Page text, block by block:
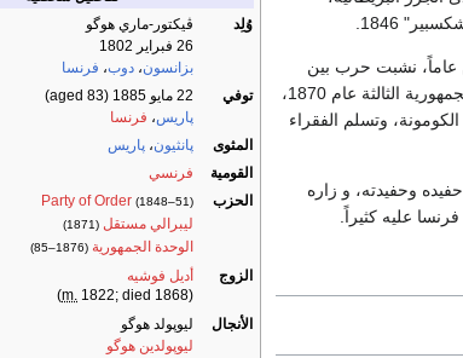
وُلِد
ڤيكتور-ماري هوگو
26 فبراير 1802
بزانسون، دوب، فرنسا
توفي
22 مايو 1885
(aged 83)
پاريس، فرنسا
المثوى
پانثيون، پاريس
القومية
فرنسي
الحزب
Party of Order (1848–51)
ليبرالي مستقل (1871)
الوحدة الجمهورية (1876–85)
الزوج
أديل فوشيه
(
m. 1822; died 1868)
الأنجال
ليوپولد هوگو
ليوپولدين هوگو
1846.‏
ستة وأربعين عاماً، نشبت حرب بين
بروسيا وفرنسا وانتصرت بروسيا عام 1870، ولذلك دخلت قواتها باريس، وأعلنت الجمهورية الثالثة عام 1870،
ثمانية عشر عاماً، من نهاية 1851 ـ 1870، أعلنت الكومونة، وتسلم الفقراء
وحفيدته، و زاره